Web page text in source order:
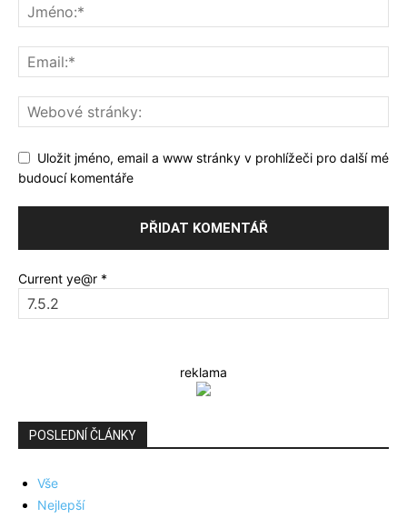
Uložit jméno, email a www stránky v prohlížeči pro další mé
budoucí komentáře
Current ye@r *
reklama
POSLEDNÍ ČLÁNKY
Vše
Nejlepší